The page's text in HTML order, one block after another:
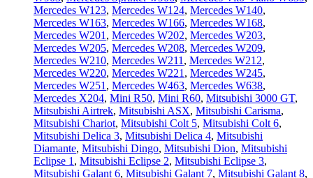
Mercedes W123, Mercedes W124, Mercedes W140,
Mercedes W163, Mercedes W166, Mercedes W168,
Mercedes W201 , Mercedes W202, Mercedes W203,
Mercedes W205, Mercedes W208, Mercedes W209,
Mercedes W210, Mercedes W211 , Mercedes W212,
Mercedes W220, Mercedes W221 , Mercedes W245,
Mercedes W251 , Mercedes W463, Mercedes W638,
Mercedes X204, Mini R50, Mini R60, Mitsubishi 3000 GT,
Mitsubishi Airtrek, Mitsubishi ASX, Mitsubishi Carisma,
Mitsubishi Chariot, Mitsubishi Colt 5, Mitsubishi Colt 6,
Mitsubishi Delica 3, Mitsubishi Delica 4, Mitsubishi
Diamante, Mitsubishi Dingo, Mitsubishi Dion, Mitsubishi
Eclipse 1 , Mitsubishi Eclipse 2, Mitsubishi Eclipse 3,
Mitsubishi Galant 6, Mitsubishi Galant 7, Mitsubishi Galant 8,